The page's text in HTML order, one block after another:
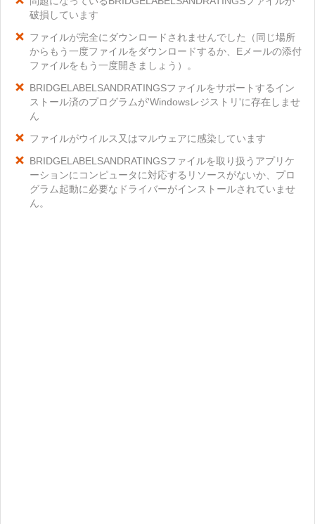
破損しています
ファイルが完全にダウンロードされませんでした（同じ場所
からもう一度ファイルをダウンロードするか、Eメールの添付
ファイルをもう一度開きましょう）。
BRIDGELABELSANDRATINGSファイルをサポートするイン
ストール済のプログラムが'Windowsレジストリ'に存在しませ
ん
ファイルがウイルス又はマルウェアに感染しています
BRIDGELABELSANDRATINGSファイルを取り扱うアプリケ
ーションにコンピュータに対応するリソースがないか、プロ
グラム起動に必要なドライバーがインストールされていませ
ん。